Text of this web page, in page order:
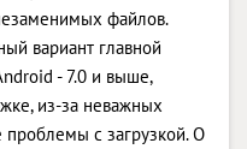
файлов.
вариант главной
- 7.0 и выше,
из-за неважных
проблемы с загрузкой. О